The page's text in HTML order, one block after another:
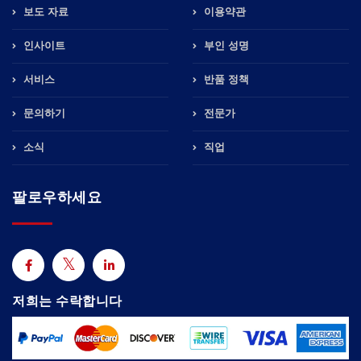
보도 자료
인사이트
서비스
문의하기
소식
이용약관
부인 성명
반품 정책
전문가
직업
팔로우하세요
저희는 수락합니다